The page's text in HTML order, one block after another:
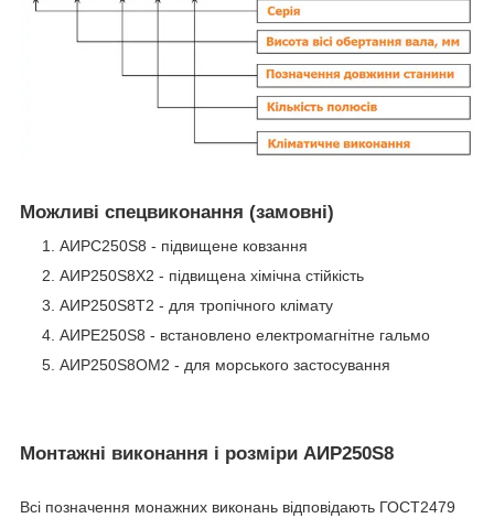
Можливі спецвиконання (замовні)
АИРС250S8 - підвищене ковзання
АИР250S8Х2 - підвищена хімічна стійкість
АИР250S8Т2 - для тропічного клімату
АИРЕ250S8 - встановлено електромагнітне гальмо
АИР250S8ОМ2 - для морського застосування
Монтажні виконання і розміри АИР250S8
Всі позначення монажних виконань відповідають ГОСТ2479